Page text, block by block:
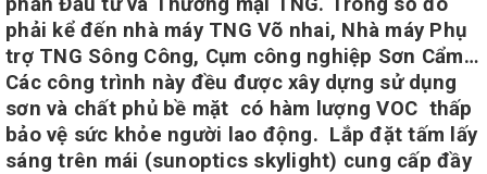
phải kể đến nhà máy TNG Võ nhai, Nhà máy Phụ
trợ TNG Sông Công, Cụm công nghiệp Sơn Cẩm…
Các công trình này đều được xây dựng sử dụng
sơn và chất phủ bề mặt có hàm lượng VOC thấp
bảo vệ sức khỏe người lao động. Lắp đặt tấm lấy
sáng trên mái (sunoptics skylight) cung cấp đầy